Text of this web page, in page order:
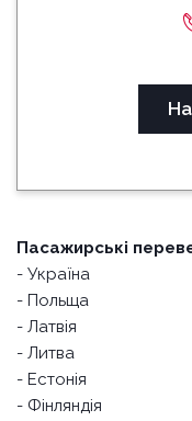
Пасажирські
- Україна
- Польща
- Латвія
- Литва
- Естонія
- Фінляндія